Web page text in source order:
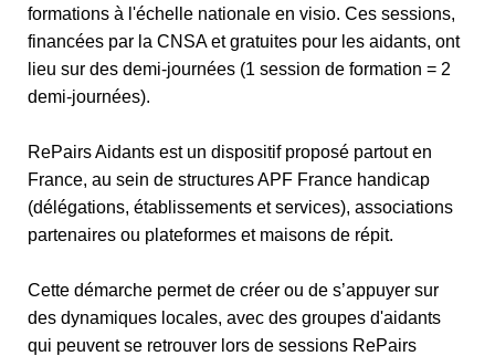
formations à l'échelle nationale en visio. Ces sessions,
financées par la CNSA et gratuites pour les aidants, ont
lieu sur des demi-journées (1 session de formation = 2
demi-journées).
RePairs Aidants est un dispositif proposé partout en
France, au sein de structures APF France handicap
(délégations, établissements et services), associations
partenaires ou plateformes et maisons de répit.
Cette démarche permet de créer ou de s’appuyer sur
des dynamiques locales, avec des groupes d'aidants
qui peuvent se retrouver lors de sessions RePairs